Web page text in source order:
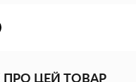
на сухому і
дозволяє закріпити
ПРО ЦЕЙ ТОВАР